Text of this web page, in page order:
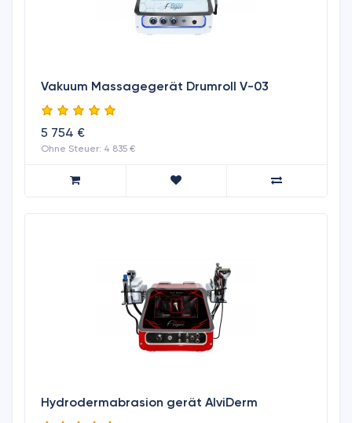
Vakuum Massagegerät Drumroll V-03
5 754 €
Ohne Steuer: 4 835 €
Hydrodermabrasion gerät AlviDerm